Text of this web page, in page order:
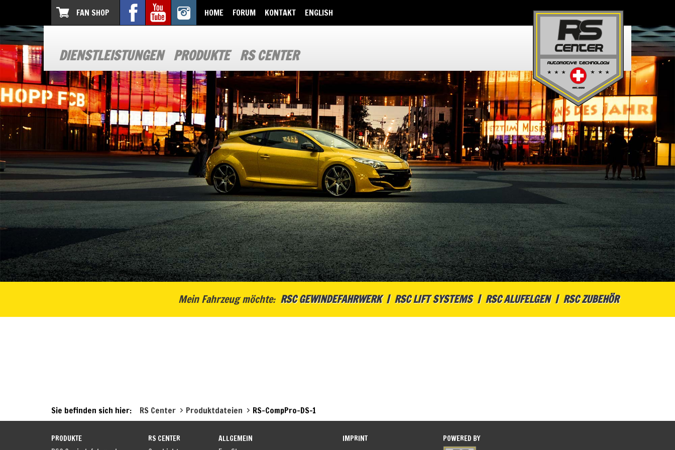
FAN SHOP HOME FORUM KONTAKT ENGLISH
DIENSTLEISTUNGEN PRODUKTE RS CENTER
Mein Fahrzeug möchte: RSC GEWINDEFAHRWERK RSC LIFT SYSTEMS RSC ALUFELGEN RSC ZUBEHÖR
Sie befinden sich hier: RS Center Produktdateien RS-CompPro-DS-1
PRODUKTE
RS CENTER
ALLGEMEIN
IMPRINT POWERED BY